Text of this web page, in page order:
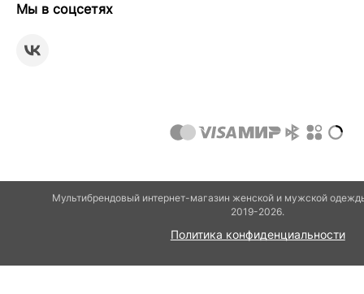
Мы в соцсетях
Мультибрендовый интернет-магазин женской и мужской
2019-2026.
Политика конфиденциальности